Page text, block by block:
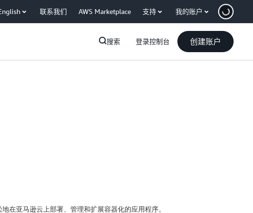
联系我们 AWS Marketplace 支持 我的账户
搜索 登录控制台 创建账户
在亚马逊云上部署、管理和扩展容器化的应用程序。